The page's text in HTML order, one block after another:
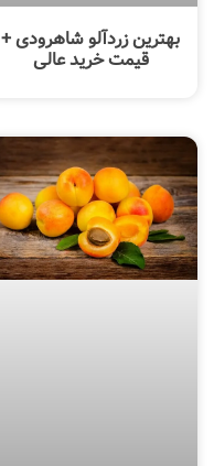
بهترین زردآلو شاهرودی +
قیمت خرید عالی